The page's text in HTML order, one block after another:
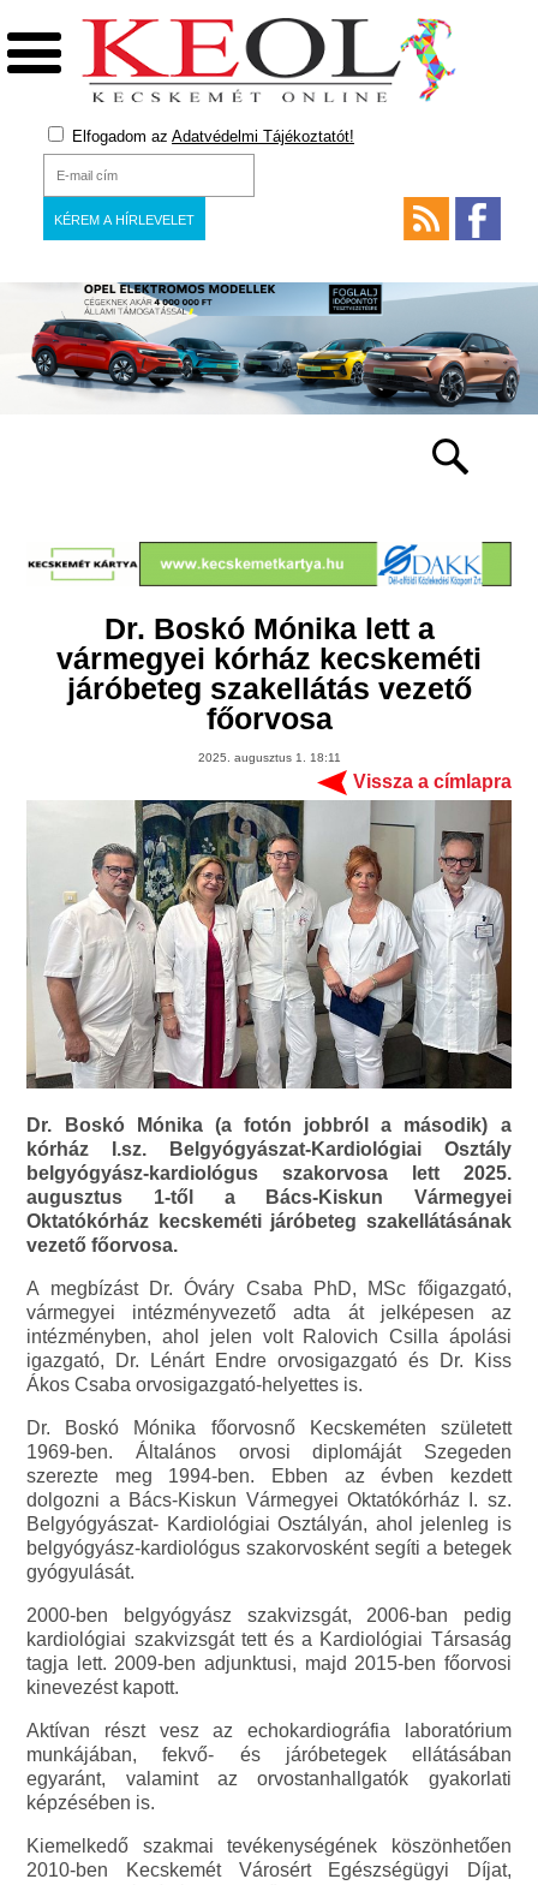
Elfogadom az Adatvédelmi Tájékoztatót!
Dr. Boskó Mónika lett a
vármegyei kórház kecskeméti
járóbeteg szakellátás vezető
főorvosa
2025. augusztus 1. 18:11
Vissza a címlapra
Dr. Boskó Mónika (a fotón jobbról a második) a
kórház I.sz. Belgyógyászat-Kardiológiai Osztály
belgyógyász-kardiológus szakorvosa lett 2025.
augusztus 1-től a Bács-Kiskun Vármegyei
Oktatókórház kecskeméti járóbeteg szakellátásának
vezető főorvosa.
A megbízást Dr. Óváry Csaba PhD, MSc főigazgató,
vármegyei intézményvezető adta át jelképesen az
intézményben, ahol jelen volt Ralovich Csilla ápolási
igazgató, Dr. Lénárt Endre orvosigazgató és Dr. Kiss
Ákos Csaba orvosigazgató-helyettes is.
Dr. Boskó Mónika főorvosnő Kecskeméten született
1969-ben. Általános orvosi diplomáját Szegeden
szerezte meg 1994-ben. Ebben az évben kezdett
dolgozni a Bács-Kiskun Vármegyei Oktatókórház I. sz.
Belgyógyászat- Kardiológiai Osztályán, ahol jelenleg is
belgyógyász-kardiológus szakorvosként segíti a betegek
gyógyulását.
2000-ben belgyógyász szakvizsgát, 2006-ban pedig
kardiológiai szakvizsgát tett és a Kardiológiai Társaság
tagja lett. 2009-ben adjunktusi, majd 2015-ben főorvosi
kinevezést kapott.
Aktívan részt vesz az echokardiográfia laboratórium
munkájában, fekvő- és járóbetegek ellátásában
egyaránt, valamint az orvostanhallgatók gyakorlati
képzésében is.
Kiemelkedő szakmai tevékenységének köszönhetően
2010-ben Kecskemét Városért Egészségügyi Díjat,